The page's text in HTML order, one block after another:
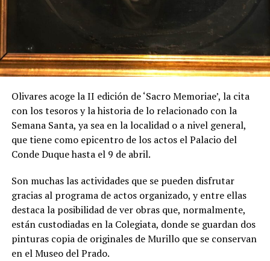
Olivares acoge la II edición de ‘Sacro Memoriae’, la cita
con los tesoros y la historia de lo relacionado con la
Semana Santa, ya sea en la localidad o a nivel general,
que tiene como epicentro de los actos el Palacio del
Conde Duque hasta el 9 de abril.
Son muchas las actividades que se pueden disfrutar
gracias al programa de actos organizado, y entre ellas
destaca la posibilidad de ver obras que, normalmente,
están custodiadas en la Colegiata, donde se guardan dos
pinturas copia de originales de Murillo que se conservan
en el Museo del Prado.